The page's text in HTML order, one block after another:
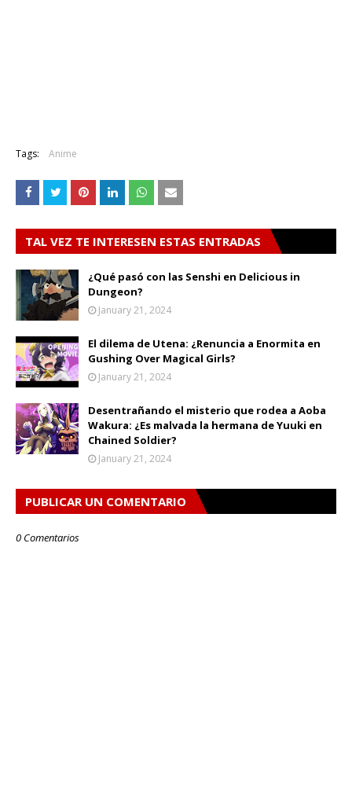
Tags: Anime
TAL VEZ TE INTERESEN ESTAS ENTRADAS
¿Qué pasó con las Senshi en Delicious in
Dungeon?
January 21, 2024
El dilema de Utena: ¿Renuncia a Enormita en
Gushing Over Magical Girls?
January 21, 2024
Desentrañando el misterio que rodea a Aoba
Wakura: ¿Es malvada la hermana de Yuuki en
Chained Soldier?
January 21, 2024
PUBLICAR UN COMENTARIO
0 Comentarios